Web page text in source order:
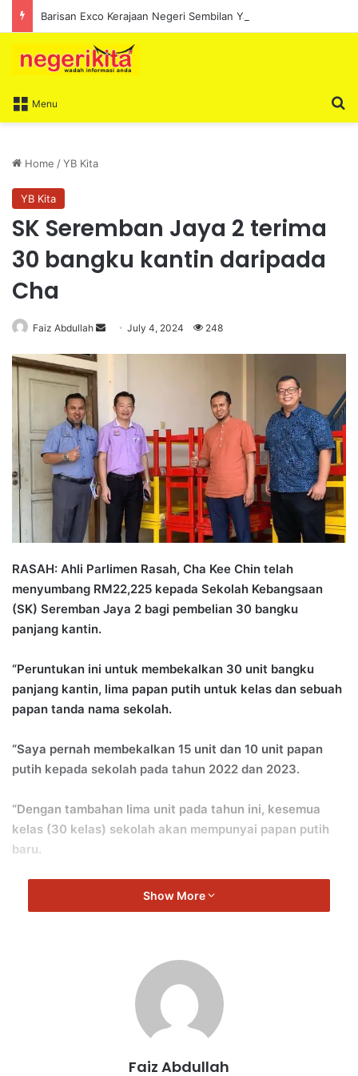
Menu
Home /YB Kita
YB Kita
SK Seremban Jaya 2 terima
30 bangku kantin daripada
Cha
Faiz Abdullah
d
n
e
a
i
l
July 4, 2024 248
RASAH: Ahli Parlimen Rasah, Cha Kee Chin telah
menyumbang RM22,225 kepada Sekolah Kebangsaan
(SK) Seremban Jaya 2 bagi pembelian 30 bangku
panjang kantin.
“Peruntukan ini untuk membekalkan 30 unit bangku
panjang kantin, lima papan putih untuk kelas dan sebuah
papan tanda nama sekolah.
“Saya pernah membekalkan 15 unit dan 10 unit papan
putih kepada sekolah pada tahun 2022 dan 2023.
“Dengan tambahan lima unit pada tahun ini, kesemua
kelas (30 kelas) sekolah akan mempunyai papan putih
baru.
“Pembekalan 30 bangku panjang kantin atas permintaan
pihak sekolah untuk menggantikan sebahagian bangku
Cha berkata, 30 unit bangku panjang kantin telah
dihantar ke SK Seremban Jaya 2 pada 29 Jun 2024.
“Sebelum ini, guru besar, Shah Rizan memaklumkan
peruntukan saya untuk menggantikannya dengan
Show More
Faiz Abdullah